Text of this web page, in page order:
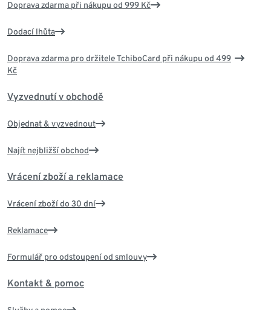
Doprava zdarma při nákupu od 999 Kč
Dodací lhůta
Doprava zdarma pro držitele TchiboCard při nákupu od 499
Kč
Vyzvednutí v obchodě
Objednat & vyzvednout
Najít nejbližší obchod
Vrácení zboží a reklamace
Vrácení zboží do 30 dní
Reklamace
Formulář pro odstoupení od smlouvy
Kontakt & pomoc